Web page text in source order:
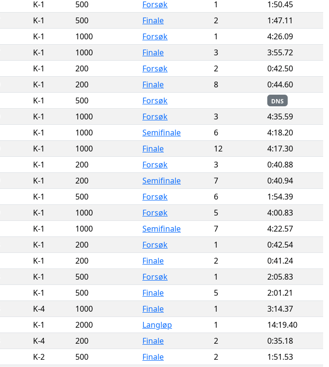
K-1 500 Forsøk 1
1:50.45
K-1 500 Finale 2
1:47.11
K-1 1000 Forsøk 1
4:26.09
K-1 1000 Finale 3
3:55.72
K-1 200 Forsøk 2
0:42.50
K-1 200 Finale 8
0:44.60
K-1 500 Forsøk DNS
K-1 1000 Forsøk 3
4:35.59
K-1 1000 Semifinale 6
4:18.20
K-1 1000 Finale 12
4:17.30
K-1 200 Forsøk 3
0:40.88
K-1 200 Semifinale 7
0:40.94
K-1 500 Forsøk 6
1:54.39
K-1 1000 Forsøk 5
4:00.83
K-1 1000 Semifinale 7
4:22.57
K-1 200 Forsøk 1
0:42.54
K-1 200 Finale 2
0:41.24
K-1 500 Forsøk 1
2:05.83
K-1 500 Finale 5
2:01.21
K-4 1000 Finale 1
3:14.37
K-1 2000 Langløp 1
14:19.40
K-4 200 Finale 2
0:35.18
K-2 500 Finale 2
1:51.53